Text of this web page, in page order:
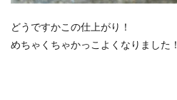
どうですかこの仕上がり！
めちゃくちゃかっこよくなりました！